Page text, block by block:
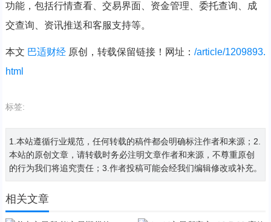
功能，包括行情查看、交易界面、资金管理、委托查询、成
交查询、资讯推送和客服支持等。
本文 巴适财经原创，转载保留链接！网址： /article/1209893.
html
标签:
1.本站遵循行业规范，任何转载的稿件都会明确标注作者和来源；2.
本站的原创文章，请转载时务必注明文章作者和来源，不尊重原创
的行为我们将追究责任；3.作者投稿可能会经我们编辑修改或补充。
相关文章